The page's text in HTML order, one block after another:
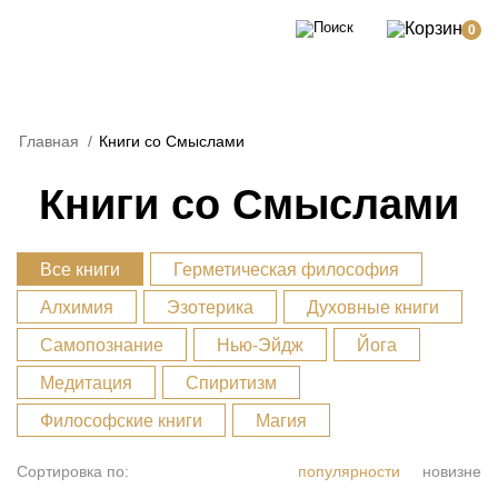
0
Главная / Книги со Смыслами
Книги со Смыслами
Все книги
Герметическая философия
Алхимия
Эзотерика
Духовные книги
Самопознание
Нью-Эйдж
Йога
Медитация
Спиритизм
Философские книги
Магия
Сортировка по: популярности новизне